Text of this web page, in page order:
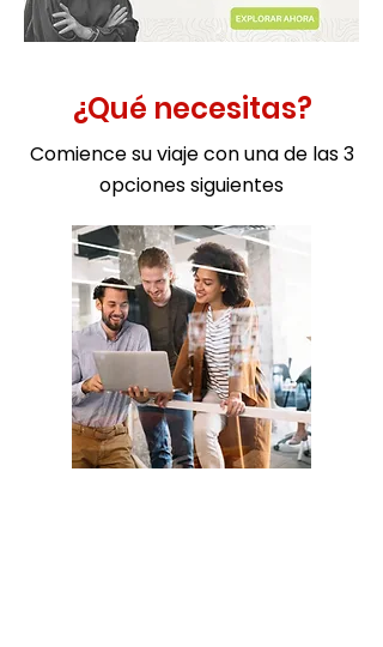
¿Qué necesitas?
Comience su viaje con una de las 3
opciones siguientes